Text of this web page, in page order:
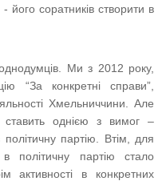
його соратників створити в
Ми з 2012 року,
“За конкретні справи”,
Хмельниччини. Але
ставить однією з вимог –
партію. Втім, для
політичну партію стало
активності в конкретних